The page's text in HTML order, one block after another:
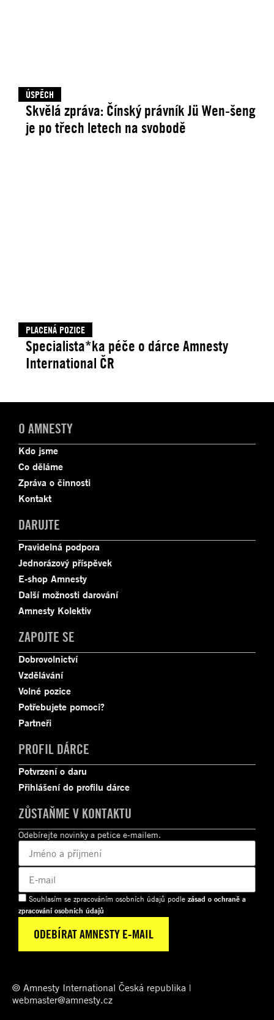
ÚSPĚCH
Skvělá zpráva: Čínský právník Jü Wen-šeng
je po třech letech na svobodě
PLACENÁ POZICE
Specialista*ka péče o dárce Amnesty
International ČR
O AMNESTY
Kdo jsme
Co děláme
Zpráva o činnosti
Kontakt
DARUJTE
Pravidelná podpora
Jednorázový příspěvek
E-shop Amnesty
Další možnosti darování
Amnesty Kolektiv
ZAPOJTE SE
Dobrovolnictví
Vzdělávání
Volné pozice
Potřebujete pomoci?
Partneři
PROFIL DÁRCE
Potvrzení o daru
Přihlášení do profilu dárce
ZŮSTAŇME V KONTAKTU
Odebírejte novinky a petice e-mailem.
Souhlasím se zpracováním osobních údajů podle zásad o ochraně a
zpracování osobních údajů
© Amnesty International Česká republika |
webmaster@amnesty.cz